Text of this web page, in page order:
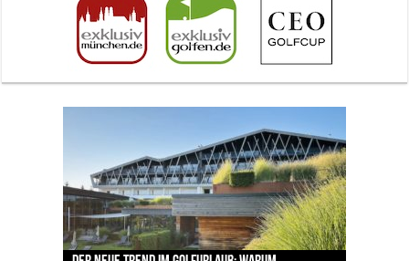
The Open 2026 in Royal Birkdale: Warum der